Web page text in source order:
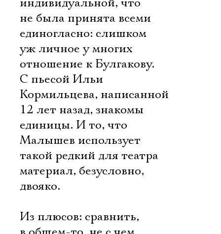
индивидуальной, что
не была принята всеми
единогласно: слишком
уж личное у многих
отношение к Булгакову.
С пьесой Ильи
Кормильцева, написанной
12 лет назад, знакомы
единицы. И то, что
Малышев использует
такой редкий для театра
материал, безусловно,
двояко.
Из плюсов: сравнить,